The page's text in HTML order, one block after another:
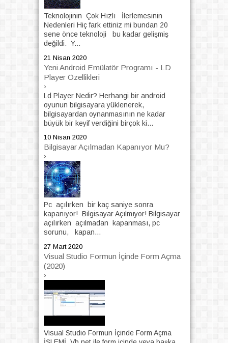
Teknolojinin Çok Hızlı İlerlemesinin
Nedenleri Hiç fark ettiniz mi bundan 20
sene önce teknoloji bu kadar gelişmiş
değildi. Y...
21 Nisan 2020
Yeni Android Emülatör Programı - LD
Player Özellikleri
›
Ld Player Nedir? Herhangi bir android
oyunun bilgisayara yüklenerek,
bilgisayardan oynanmasının ne kadar
büyük bir keyif verdiğini birçok ki...
10 Nisan 2020
Bilgisayar Açılmadan Kapanıyor Mu?
›
Pc açılırken bir kaç saniye sonra
kapanıyor! Bilgisayar Açılmıyor! Bilgisayar
açılırken açılmadan kapanması, pc
sorunu, kapan...
27 Mart 2020
Visual Studio Formun İçinde Form Açma
(2020)
›
Visual Studio Formun İçinde Form Açma